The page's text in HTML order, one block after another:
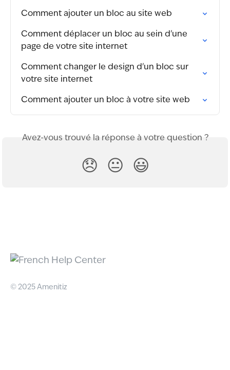
Comment ajouter un bloc au site web
Comment déplacer un bloc au sein d'une
page de votre site internet
Comment changer le design d'un bloc sur
votre site internet
Comment ajouter un bloc à votre site web
Avez-vous trouvé la réponse à votre question ?
😞 😐 😃
© 2025 Amenitiz